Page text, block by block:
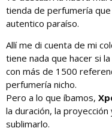
tienda de perfumería
autentico paraíso.
Allí me di cuenta de mi
tiene nada que hacer si
con más de 1500
perfumería nicho.
Pero a lo que íbamos,
la duración, la
sublimarlo.